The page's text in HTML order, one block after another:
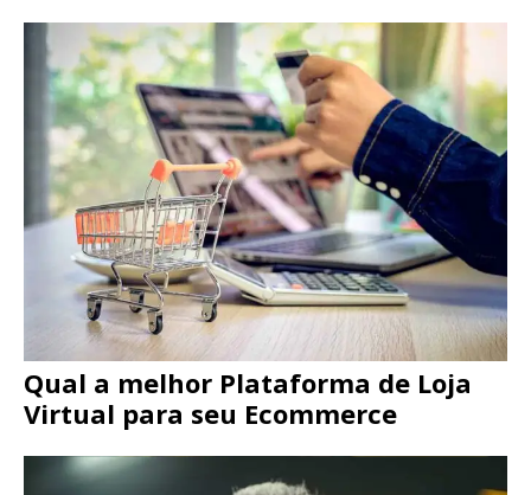
Qual a melhor Plataforma de Loja
Virtual para seu Ecommerce